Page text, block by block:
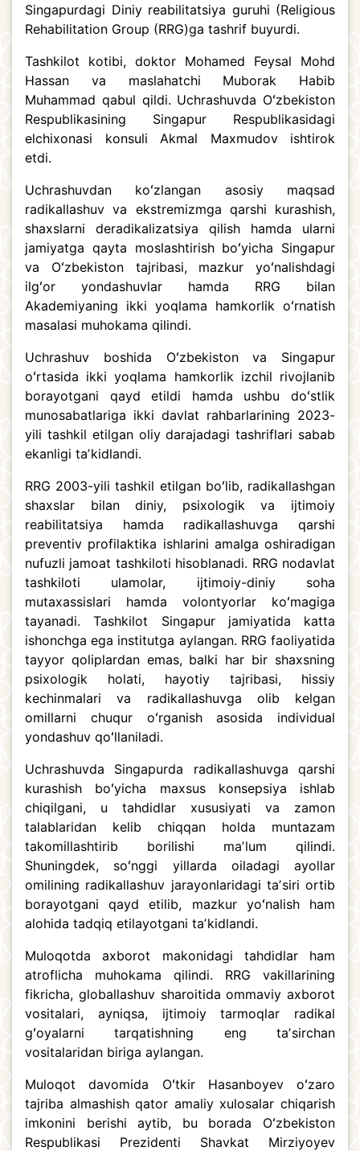
Singapurdagi Diniy reabilitatsiya guruhi (Religious
Rehabilitation Group (RRG)ga tashrif buyurdi.
Tashkilot kotibi, doktor Mohamed Feysal Mohd
Hassan va maslahatchi Muborak Habib
Muhammad qabul qildi. Uchrashuvda Oʻzbekiston
Respublikasining Singapur Respublikasidagi
elchixonasi konsuli Akmal Maxmudov ishtirok
etdi.
Uchrashuvdan koʻzlangan asosiy maqsad
radikallashuv va ekstremizmga qarshi kurashish,
shaxslarni deradikalizatsiya qilish hamda ularni
jamiyatga qayta moslashtirish boʻyicha Singapur
va Oʻzbekiston tajribasi, mazkur yoʻnalishdagi
ilgʻor yondashuvlar hamda RRG bilan
Akademiyaning ikki yoqlama hamkorlik oʻrnatish
masalasi muhokama qilindi.
Uchrashuv boshida Oʻzbekiston va Singapur
oʻrtasida ikki yoqlama hamkorlik izchil rivojlanib
borayotgani qayd etildi hamda ushbu doʻstlik
munosabatlariga ikki davlat rahbarlarining 2023-
yili tashkil etilgan oliy darajadagi tashriflari sabab
ekanligi taʼkidlandi.
RRG 2003-yili tashkil etilgan boʻlib, radikallashgan
shaxslar bilan diniy, psixologik va ijtimoiy
reabilitatsiya hamda radikallashuvga qarshi
preventiv profilaktika ishlarini amalga oshiradigan
nufuzli jamoat tashkiloti hisoblanadi. RRG nodavlat
tashkiloti ulamolar, ijtimoiy-diniy soha
mutaxassislari hamda volontyorlar koʻmagiga
tayanadi. Tashkilot Singapur jamiyatida katta
ishonchga ega institutga aylangan. RRG faoliyatida
tayyor qoliplardan emas, balki har bir shaxsning
psixologik holati, hayotiy tajribasi, hissiy
kechinmalari va radikallashuvga olib kelgan
omillarni chuqur oʻrganish asosida individual
yondashuv qoʻllaniladi.
Uchrashuvda Singapurda radikallashuvga qarshi
kurashish boʻyicha maxsus konsepsiya ishlab
chiqilgani, u tahdidlar xususiyati va zamon
talablaridan kelib chiqqan holda muntazam
takomillashtirib borilishi maʼlum qilindi.
Shuningdek, soʻnggi yillarda oiladagi ayollar
omilining radikallashuv jarayonlaridagi taʼsiri ortib
borayotgani qayd etilib, mazkur yoʻnalish ham
alohida tadqiq etilayotgani taʼkidlandi.
Muloqotda axborot makonidagi tahdidlar ham
atroflicha muhokama qilindi. RRG vakillarining
fikricha, globallashuv sharoitida ommaviy axborot
vositalari, ayniqsa, ijtimoiy tarmoqlar radikal
gʻoyalarni tarqatishning eng taʼsirchan
vositalaridan biriga aylangan.
Muloqot davomida Oʻtkir Hasanboyev oʻzaro
tajriba almashish qator amaliy xulosalar chiqarish
imkonini berishi aytib, bu borada Oʻzbekiston
Respublikasi Prezidenti Shavkat Mirziyoyev